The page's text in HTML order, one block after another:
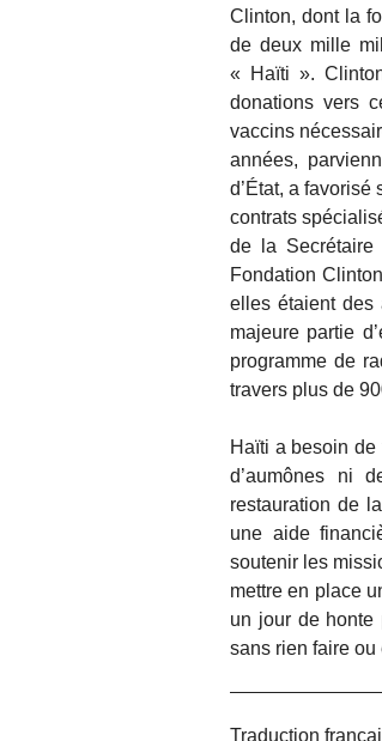
Clinton, dont la
de deux mille
« Haïti ».
donations vers
vaccins
années,
d’État, a
contrats
de la Secrétaire
Fondation
elles étaient des
majeure partie
programme de
travers plus de
Haïti a besoin de
d’aumônes ni
restauration de
une aide
soutenir les
mettre en place
un jour de honte
sans rien faire ou
Traduction